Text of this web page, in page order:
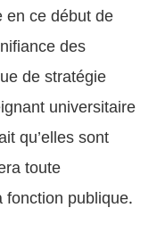
ce début de
des
de stratégie
universitaire
qu’elles sont
toute
publique.